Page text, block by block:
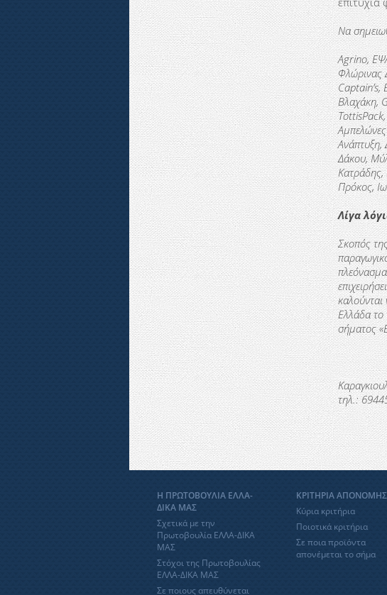
Να
Agrino,
Φλώρινας
Captain’s,
Βλαχάκη,
Ανάπτυξη,
Δάκου,
Πρόκος,
Λίγα
Σκοπός
πλεόνασμα
καλούνται
Ελλάδα το
σήματος
τηλ.:
Η ΠΡΩΤΟΒΟΥΛΙΑ ΕΛΛΑ-
ΔΙΚΑ ΜΑΣ
Σχετικά με την
Πρωτοβουλία ΕΛΛΑ-ΔΙΚΑ
ΜΑΣ
Στόχοι της Πρωτοβουλίας
ΕΛΛΑ-ΔΙΚΑ ΜΑΣ
Σε ποιους απευθύνεται
ΚΡΙΤΗΡΙΑ ΑΠΟΝΟΜΗΣ
Κύρια κριτήρια
Ποιοτικά κριτήρια
Σε ποια προϊόντα
απονέμεται το σήμα